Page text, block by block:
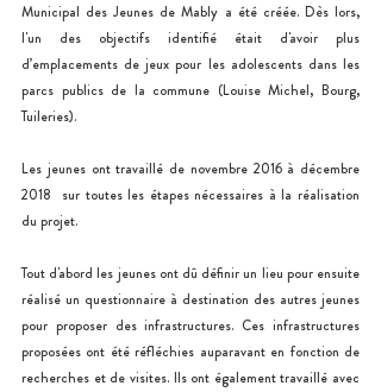
Municipal des Jeunes de Mably a été créée. Dès lors,
l'un des objectifs identifié était d'avoir plus
d’emplacements de jeux pour les adolescents dans les
parcs publics de la commune (Louise Michel, Bourg,
Tuileries).
Les jeunes ont travaillé de novembre 2016 à décembre
2018  sur toutes les étapes nécessaires à la réalisation
du projet.
Tout d'abord les jeunes ont dû définir un lieu pour ensuite
réalisé un questionnaire à destination des autres jeunes
pour proposer des infrastructures. Ces infrastructures
proposées ont été réfléchies auparavant en fonction de
recherches et de visites. Ils ont également travaillé avec